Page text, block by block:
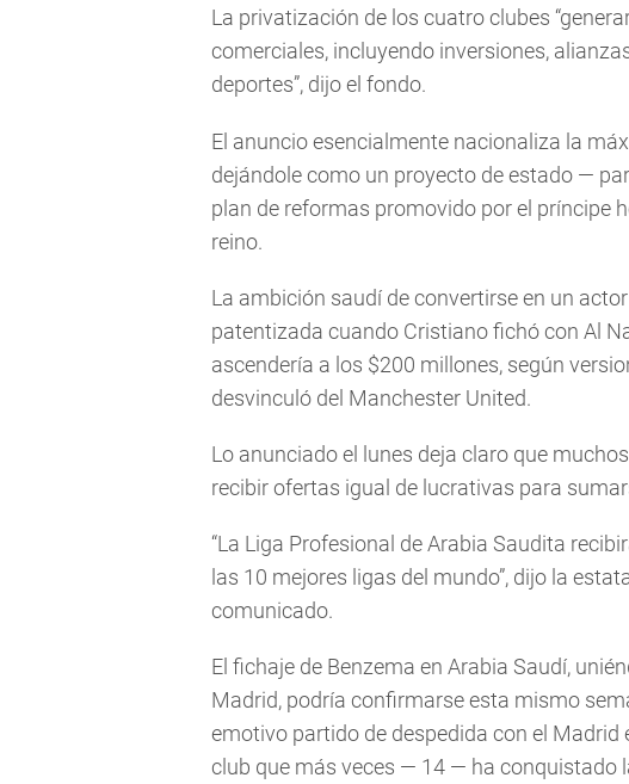
La privatización de los cuatro clubes
comerciales, incluyendo inversiones,
deportes”, dijo el fondo.
El anuncio esencialmente nacionaliza la
dejándole como un proyecto de estado —
plan de reformas promovido por el príncipe
reino.
La ambición saudí de convertirse en un
patentizada cuando Cristiano fichó con Al
ascendería a los $200 millones, según
desvinculó del Manchester United.
Lo anunciado el lunes deja claro que
recibir ofertas igual de lucrativas para
“La Liga Profesional de Arabia Saudita
las 10 mejores ligas del mundo”, dijo la
comunicado.
El fichaje de Benzema en Arabia Saudí,
Madrid, podría confirmarse esta mismo
emotivo partido de despedida con el
club que más veces — 14 — ha conquistado